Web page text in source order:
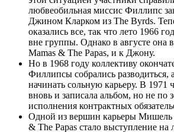
любвеобильная миссис Филлипс
Джином Кларком из The Byrds.
оказались все, так что лето 1966
вне группы. Однако в августе она
Mamas & The Papas, и к Джону.
Но в 1968 году коллективу
Филлипсы собрались
начинать сольную карьеру. В 1971
вновь и записала альбом, но не по
исполнения контрактных
Одной из вершин карьеры Мишель
& The Papas стало выступление на